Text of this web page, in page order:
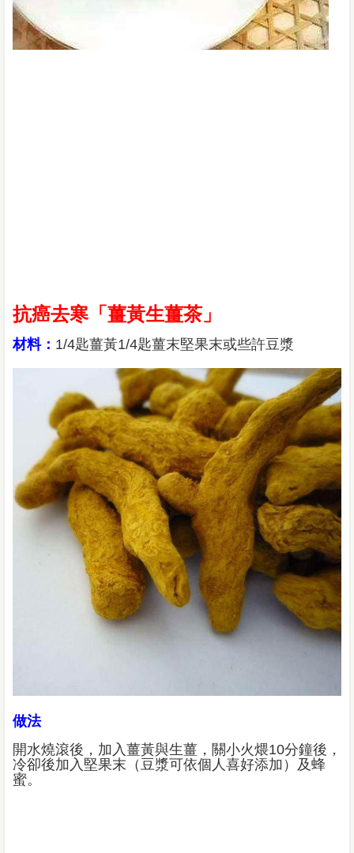
抗癌去寒「薑黃生薑茶」
材料： 1/4匙薑黃1/4匙薑末堅果末或些許豆漿
做法
開水燒滾後，加入薑黃與生薑，關小火煨10分鐘後，
冷卻後加入堅果末（豆漿可依個人喜好添加）及蜂
蜜。